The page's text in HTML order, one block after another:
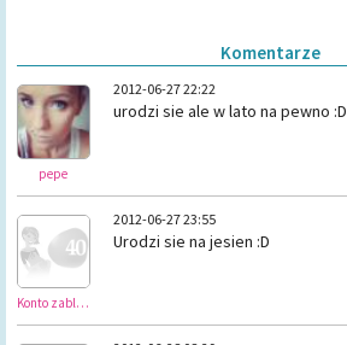
Komentarze
pepe
2012-06-27 22:22
urodzi sie ale w lato na pewno :D
Konto zablokowane
2012-06-27 23:55
Urodzi sie na jesien :D